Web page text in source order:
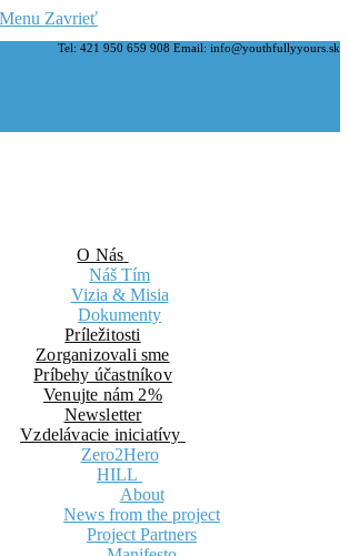
Menu Zavrieť
Tel: 421 950 659 908 Email: info@youthfullyyours.sk
O Nás
Náš Tím
Vizia & Misia
Dokumenty
Príležitosti
Zorganizovali sme
Príbehy účastníkov
Venujte nám 2%
Newsletter
Vzdelávacie iniciatívy
Zero2Hero
HILL
About
News from the project
Project Partners